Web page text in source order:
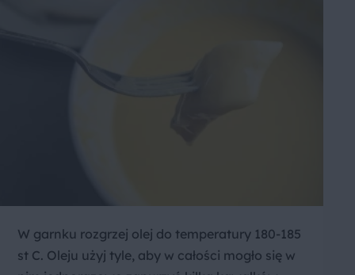
W garnku rozgrzej olej do temperatury 180-185
st C. Oleju użyj tyle, aby w całości mogło się w